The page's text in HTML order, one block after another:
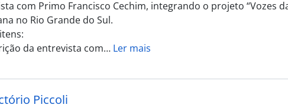
com Primo Francisco Cechim, integrando o projeto “Vozes
no Rio Grande do Sul.
da entrevista com… Ler mais
Piccoli